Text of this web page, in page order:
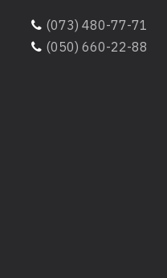
(073) 480-77-71
(050) 660-22-88